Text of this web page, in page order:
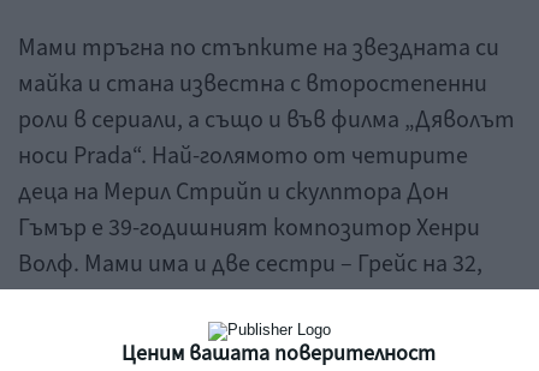
Ценим вашата поверителност
Мами тръгна по стъпките на звездната си
майка и стана известна с второстепенни
роли в сериали, а също и във филма „Дяволът
носи Prada“. Най-голямото от четирите
деца на Мерил Стрийп и скулптора Дон
Гъмър е 39-годишният композитор Хенри
Волф. Мами има и две сестри – Грейс на 32,
която също е актриса, и моделът Луиза
Джейкъбсън на 27 г.